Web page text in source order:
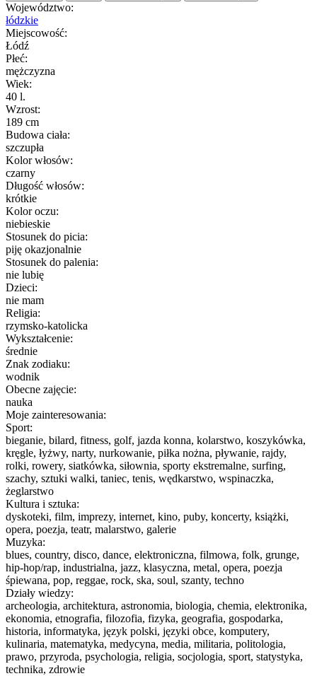
Województwo:
łódzkie
Miejscowość:
Łódź
Płeć:
mężczyzna
Wiek:
40 l.
Wzrost:
189 cm
Budowa ciała:
szczupła
Kolor włosów:
czarny
Długość włosów:
krótkie
Kolor oczu:
niebieskie
Stosunek do picia:
piję okazjonalnie
Stosunek do palenia:
nie lubię
Dzieci:
nie mam
Religia:
rzymsko-katolicka
Wykształcenie:
średnie
Znak zodiaku:
wodnik
Obecne zajęcie:
nauka
Moje zainteresowania:
Sport:
bieganie, bilard, fitness, golf, jazda konna, kolarstwo, koszykówka,
kręgle, łyżwy, narty, nurkowanie, piłka nożna, pływanie, rajdy,
rolki, rowery, siatkówka, siłownia, sporty ekstremalne, surfing,
szachy, sztuki walki, taniec, tenis, wędkarstwo, wspinaczka,
żeglarstwo
Kultura i sztuka:
dyskoteki, film, imprezy, internet, kino, puby, koncerty, książki,
opera, poezja, teatr, malarstwo, galerie
Muzyka:
blues, country, disco, dance, elektroniczna, filmowa, folk, grunge,
hip-hop/rap, industrialna, jazz, klasyczna, metal, opera, poezja
śpiewana, pop, reggae, rock, ska, soul, szanty, techno
Działy wiedzy:
archeologia, architektura, astronomia, biologia, chemia, elektronika,
ekonomia, etnografia, filozofia, fizyka, geografia, gospodarka,
historia, informatyka, język polski, języki obce, komputery,
kulinaria, matematyka, medycyna, media, militaria, politologia,
prawo, przyroda, psychologia, religia, socjologia, sport, statystyka,
technika, zdrowie